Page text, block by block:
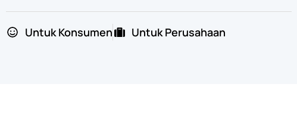
Untuk Konsumen Untuk Perusahaan